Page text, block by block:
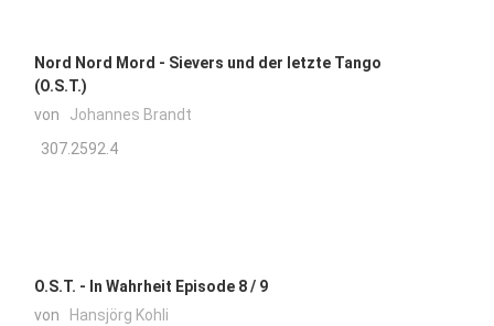
Nord Nord Mord - Sievers und der letzte Tango
(O.S.T.)
von
Johannes Brandt
307.2592.4
O.S.T. - In Wahrheit Episode 8 / 9
von
Hansjörg Kohli